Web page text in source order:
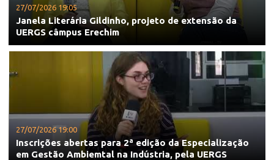
27/07/2026 19:05
Janela Literária Gildinho, projeto de extensão da
UERGS câmpus Erechim
27/07/2026 19:00
Inscrições abertas para 2ª edição da Especialização
em Gestão Ambiemtal na Indústria, pela UERGS